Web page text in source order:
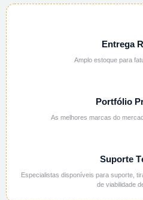
Entrega
Amplo estoque para
Portfólio
As melhores marcas do
Suporte
Especialistas disponíveis para suporte,
de viabilidade